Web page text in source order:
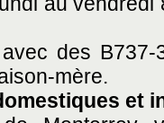
des
mère.
et